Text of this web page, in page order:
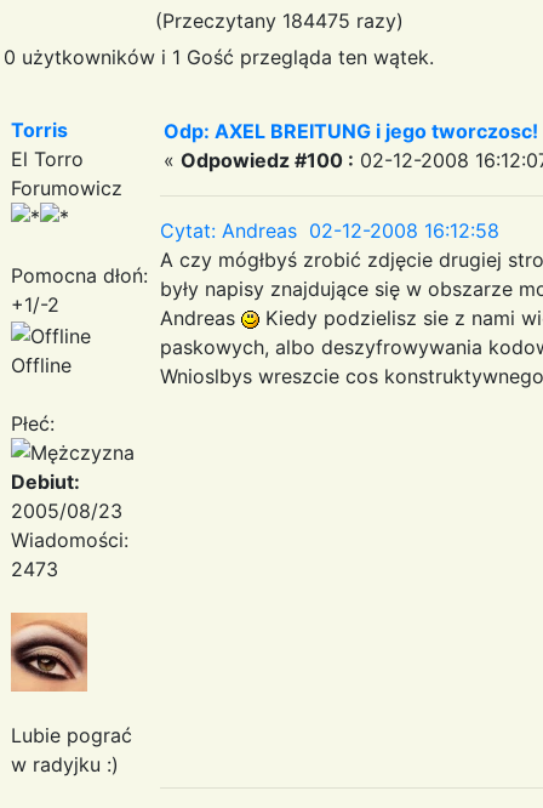
(Przeczytany 184475 razy)
0 użytkowników i 1 Gość przegląda ten wątek.
Torris
El Torro
Forumowicz
Pomocna dłoń:
+1/-2
Offline
Płeć:
Debiut:
2005/08/23
Wiadomości:
2473
Lubie pograć
w radyjku :)
Odp: AXEL BREITUNG i jego
« Odpowiedz #100 : 02-12-2008
Cytat: Andreas 02-12-2008 16:12:58
A czy mógłbyś zrobić zdjęcie drugiej
były napisy znajdujące się w obszarze
Andreas
Kiedy podzielisz sie z nami
paskowych, albo deszyfrowywania
Wnioslbys wreszcie cos